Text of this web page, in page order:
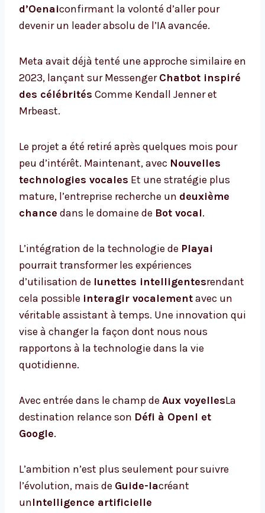
d’Oenaiconfirmant la volonté d’aller pour
devenir un leader absolu de l’IA avancée.
Meta avait déjà tenté une approche similaire en
2023, lançant sur MessengerChatbot inspiré
des célébrités Comme Kendall Jenner et
Mrbeast.
Le projet a été retiré après quelques mois pour
peu d’intérêt. Maintenant, avec Nouvelles
technologies vocales Et une stratégie plus
mature, l’entreprise recherche un deuxième
chance dans le domaine de Bot vocal.
L’intégration de la technologie de Playai
pourrait transformer les expériences
d’utilisation de lunettes intelligentesrendant
cela possible interagir vocalementavec un
véritable assistant à temps. Une innovation qui
vise à changer la façon dont nous nous
rapportons à la technologie dans la vie
quotidienne.
Avec entrée dans le champ de Aux voyellesLa
destination relance son Défi à OpenI et
Google.
L’ambition n’est plus seulement pour suivre
l’évolution, mais de Guide-lacréant
unIntelligence artificielle